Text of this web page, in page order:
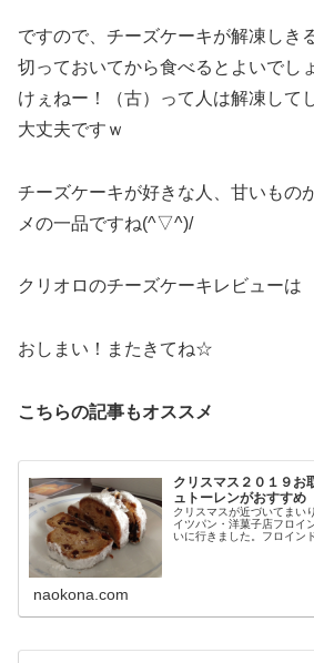
ですので、チーズケーキが解凍しき
切っておいてから食べるとよいでし
けぇねー！（古）って人は解凍して
大丈夫ですｗ
チーズケーキが好きな人、甘いもの
メの一品ですね(^▽^)/
クリオロのチーズケーキレビューは
おしまい！またきてね☆
こちらの記事もオススメ
クリスマス２０１９お
ュトーレンがおすすめ
クリスマスが近づいてまい
イツパン・洋菓子店フロイ
いに行きました。フロイン
naokona.com